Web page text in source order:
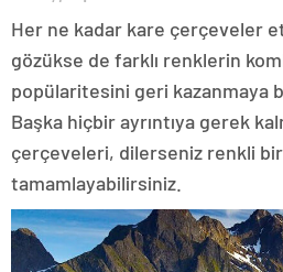
Her ne kadar kare çerçeveler
gözükse de farklı renklerin
popülaritesini geri kazanmaya
Başka hiçbir ayrıntıya gerek
çerçeveleri, dilerseniz renkli
tamamlayabilirsiniz.